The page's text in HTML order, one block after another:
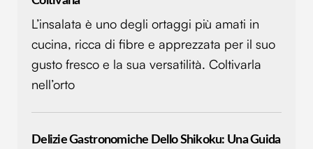
L’insalata è uno degli ortaggi più amati in
cucina, ricca di fibre e apprezzata per il suo
gusto fresco e la sua versatilità. Coltivarla
nell’orto
Delizie Gastronomiche Dello Shikoku: Una Guida